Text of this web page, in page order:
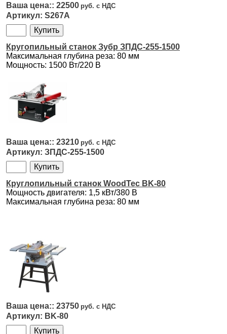
22500
S267A
Кругопильный станок Зубр ЗПДС-255-1500
Максимальная глубина реза: 80 мм
Мощность: 1500 Вт/220 В
23210
ЗПДС-255-1500
Круглопильный станок WoodTec BK-80
Мощность двигателя: 1,5 кВт/380 В
Максимальная глубина реза: 80 мм
23750
BK-80